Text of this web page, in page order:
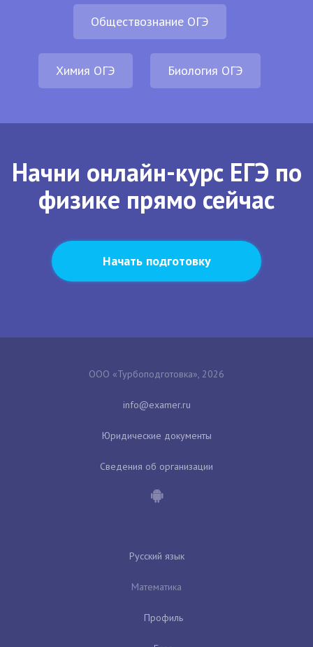
Обществознание ОГЭ
Химия ОГЭ Биология ОГЭ
Начни онлайн-курс ЕГЭ по
физике прямо сейчас
Начать подготовку
ООО «Турбоподготовка», 2026
Юридические документы
Сведения об организации
Русский язык
Математика
Профиль